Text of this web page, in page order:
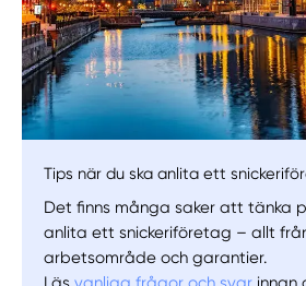
Välj tillvägagångssätt
Tips när du ska anlita ett
Det finns många saker att tänka
anlita ett snickeriföretag – allt
arbetsområde och garantier.